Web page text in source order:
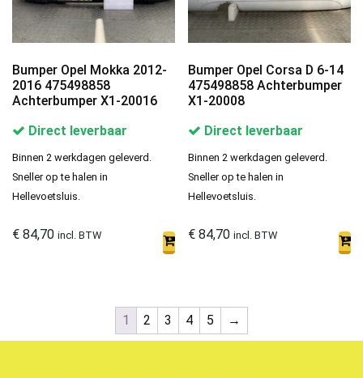
Bumper Opel Mokka 2012-
2016 475498858
Achterbumper X1-20016
Direct leverbaar
Binnen 2 werkdagen geleverd.
Sneller op te halen in
Hellevoetsluis.
€ 84,70 incl. BTW
Bumper Opel Corsa D 6-14
475498858 Achterbumper
X1-20008
Direct leverbaar
Binnen 2 werkdagen geleverd.
Sneller op te halen in
Hellevoetsluis.
€ 84,70 incl. BTW
1 2 3 4 5 →